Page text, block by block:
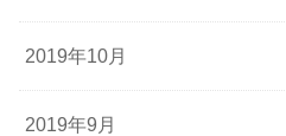
2019年10月
2019年9月